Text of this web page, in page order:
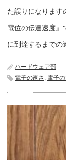
た誤りになります
電位の伝達速度
に到達するまでの
ハードウェア部
電子の速さ , 電子